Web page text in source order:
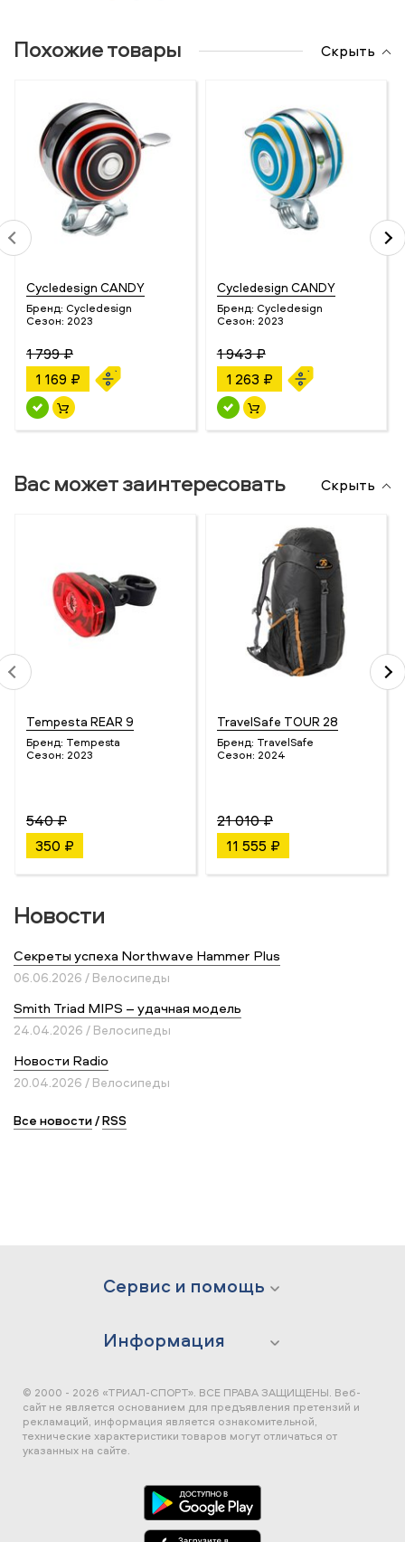
Похожие товары Скрыть
Cycledesign CANDY
Бренд: Cycledesign
Сезон: 2023
1 799 ₽
1 169 ₽
Cycledesign CANDY
Бренд: Cycledesign
Сезон: 2023
1 943 ₽
1 263 ₽
Вас может заинтересовать Скрыть
Tempesta REAR 9
Бренд: Tempesta
Сезон: 2023
540 ₽
350 ₽
TravelSafe TOUR 28
Бренд: TravelSafe
Сезон: 2024
21 010 ₽
11 555 ₽
Новости
Секреты успеха Northwave Hammer Plus
06.06.2026 / Велосипеды
Smith Triad MIPS – удачная модель
24.04.2026 / Велосипеды
Новости Radio
20.04.2026 / Велосипеды
Все новости/RSS
Сервис и помощь
Информация
© 2000 - 2026 «ТРИАЛ-СПОРТ». ВСЕ ПРАВА ЗАЩИЩЕНЫ. Веб-
сайт не является основанием для предъявления претензий и
рекламаций, информация является ознакомительной,
технические характеристики товаров могут отличаться от
указанных на сайте.